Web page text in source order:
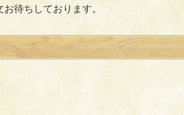
待ちしております。